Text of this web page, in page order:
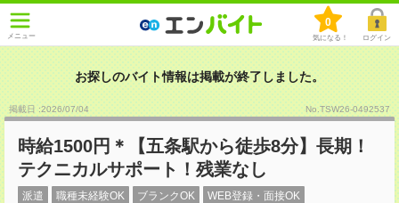
メニュー
0
気になる！ ログイン
お探しのバイト情報は掲載が終了しました。
掲載日 :2026/07/04 No.TSW26-0492537
時給1500円＊【五条駅から徒歩8分】長期！
テクニカルサポート！残業なし
派遣 職種未経験OK ブランクOK WEB登録・面接OK